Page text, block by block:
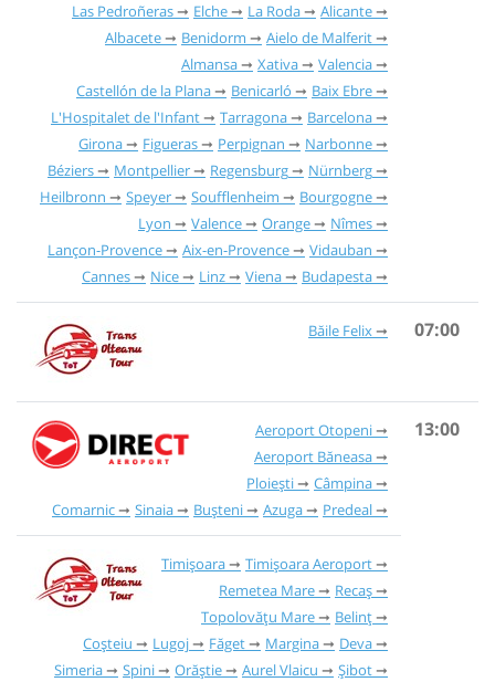
Las Pedroñeras
Elche La Roda
Alicante
Albacete
Benidorm
Aielo de Malferit
Almansa
Xativa
Valencia
Castellón de la Plana
Benicarló
Baix Ebre
L'Hospitalet de l'Infant
Tarragona
Barcelona
Girona
Figueras Perpignan
Narbonne
Béziers
Montpellier Regensburg
Nürnberg
Heilbronn
Speyer Soufflenheim
Bourgogne
Lyon
Valence Orange
Nîmes
Lançon-Provence
Aix-en-Provence
Vidauban
Cannes
Nice Linz Viena Budapesta
Băile Felix 07:00
Aeroport Otopeni
Aeroport Băneasa
Ploiești
Câmpina
Comarnic
Sinaia Bușteni Azuga Predeal
13:00
Timișoara
Timișoara Aeroport
Remetea Mare
Recaș
Topolovățu Mare
Belinț
Coșteiu
Lugoj Făget Margina
Deva
Simeria
Spini Orăștie Aurel Vlaicu
Șibot